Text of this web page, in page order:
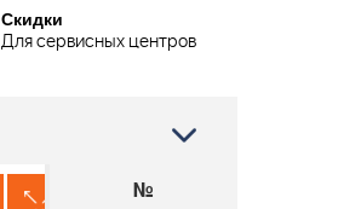
Скидки
Для сервисных центров
№